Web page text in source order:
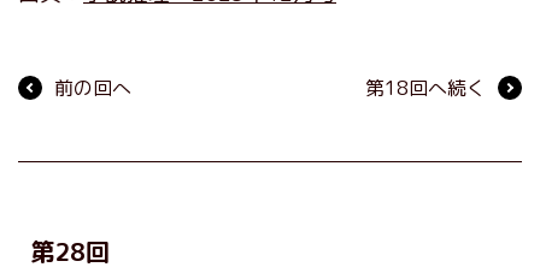
前の回へ 第18回へ続く
第28回